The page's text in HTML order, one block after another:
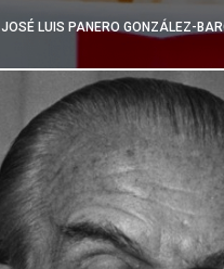
JOSÉ LUIS PANERO GONZÁLEZ-